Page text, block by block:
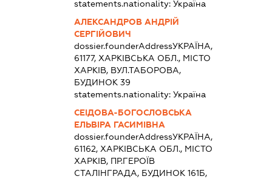
statements.nationality: Україна
АЛЕКСАНДРОВ АНДРІЙ
СЕРГІЙОВИЧ
dossier.founderAddressУКРАЇНА,
61177, ХАРКІВСЬКА ОБЛ., МІСТО
ХАРКІВ, ВУЛ.ТАБОРОВА,
БУДИНОК 39
statements.nationality: Україна
СЕІДОВА-БОГОСЛОВСЬКА
ЕЛЬВІРА ГАСИМІВНА
dossier.founderAddressУКРАЇНА,
61162, ХАРКІВСЬКА ОБЛ., МІСТО
ХАРКІВ, ПР.ГЕРОЇВ
СТАЛІНГРАДА, БУДИНОК 161Б,